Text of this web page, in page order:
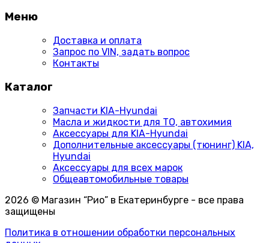
Меню
Доставка и оплата
Запрос по VIN, задать вопрос
Контакты
Каталог
Запчасти KIA-Hyundai
Масла и жидкости для ТО, автохимия
Аксессуары для KIA-Hyundai
Дополнительные аксессуары (тюнинг) KIA,
Hyundai
Аксессуары для всех марок
Общеавтомобильные товары
2026 © Магазин “Рио” в Екатеринбурге - все права
защищены
Политика в отношении обработки персональных